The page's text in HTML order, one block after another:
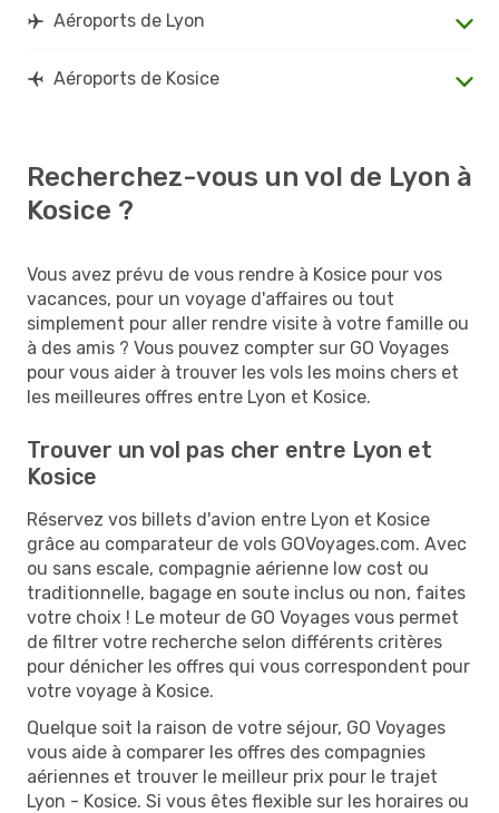
Aéroports de Lyon
Aéroports de Kosice
Recherchez-vous un vol de Lyon à
Kosice ?
Vous avez prévu de vous rendre à Kosice pour vos
vacances, pour un voyage d'affaires ou tout
simplement pour aller rendre visite à votre famille ou
à des amis ? Vous pouvez compter sur GO Voyages
pour vous aider à trouver les vols les moins chers et
les meilleures offres entre Lyon et Kosice.
Trouver un vol pas cher entre Lyon et
Kosice
Réservez vos billets d'avion entre Lyon et Kosice
grâce au comparateur de vols GOVoyages.com. Avec
ou sans escale, compagnie aérienne low cost ou
traditionnelle, bagage en soute inclus ou non, faites
votre choix ! Le moteur de GO Voyages vous permet
de filtrer votre recherche selon différents critères
pour dénicher les offres qui vous correspondent pour
votre voyage à Kosice.
Quelque soit la raison de votre séjour, GO Voyages
vous aide à comparer les offres des compagnies
aériennes et trouver le meilleur prix pour le trajet
Lyon - Kosice. Si vous êtes flexible sur les horaires ou